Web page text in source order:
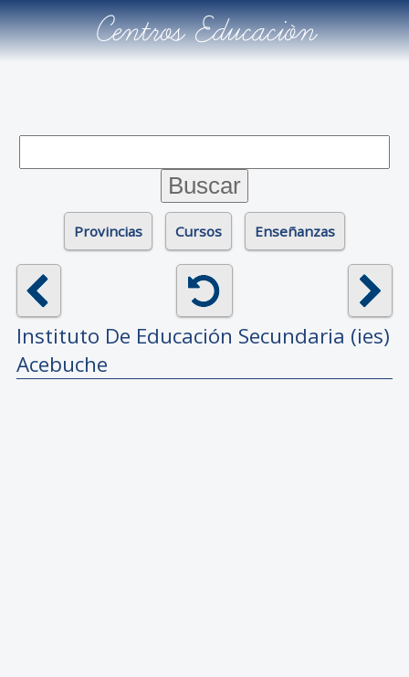
Centros Educación
Provincias Cursos Enseñanzas
Instituto De Educación Secundaria (ies)
Acebuche